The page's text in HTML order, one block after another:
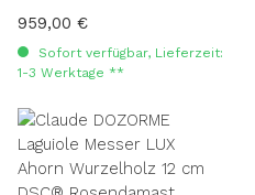
Regulärer Preis:
959,00 €
Sofort verfügbar, Lieferzeit:
1-3 Werktage **